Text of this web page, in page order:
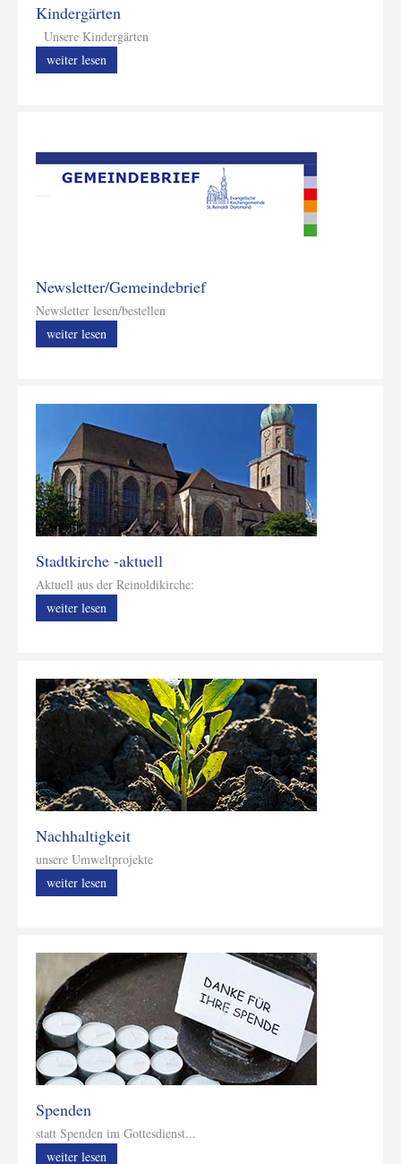
Kindergärten
Unsere Kindergärten
weiter lesen
Newsletter/Gemeindebrief
Newsletter lesen/bestellen
weiter lesen
Stadtkirche -aktuell
Aktuell aus der Reinoldikirche:
weiter lesen
Nachhaltigkeit
unsere Umweltprojekte
weiter lesen
Spenden
statt Spenden im Gottesdienst...
weiter lesen